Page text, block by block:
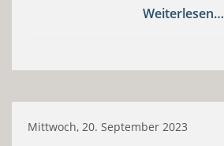
Weiterlesen…
Mittwoch, 20. September 2023